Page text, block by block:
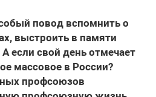
повод вспомнить о
выстроить в памяти
если свой день отмечает
массовое в России?
профсоюзов